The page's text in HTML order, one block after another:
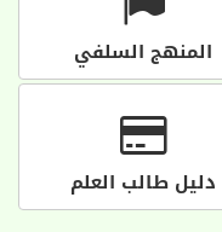
المنهج السلفي
دليل طالب العلم